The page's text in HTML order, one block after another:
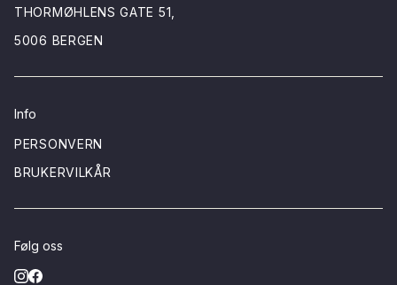
THORMØHLENS GATE 51,
5006 BERGEN
Info
PERSONVERN
BRUKERVILKÅR
Følg oss